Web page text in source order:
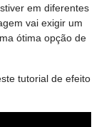
em diferentes
vai exigir um
ótima opção de
tutorial de efeito